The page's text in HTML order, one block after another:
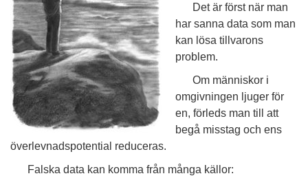
Det är först när man
har sanna data som man
kan lösa tillvarons
problem.
Om människor i
omgivningen ljuger för
en, förleds man till att
begå misstag och ens
överlevnadspotential reduceras.
Falska data kan komma från många källor: